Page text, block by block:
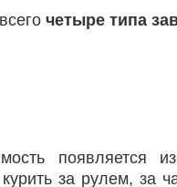
четыре типа
появляется
за рулем, за